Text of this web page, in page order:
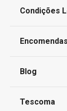
Condições
Livro de
Encomendas
Perguntas
Blog
Tescoma